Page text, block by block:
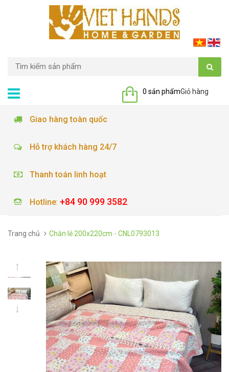
Giỏ hàng
0 sản phẩm
Giao hàng toàn quốc
Hỗ trợ khách hàng 24/7
Thanh toán linh hoạt
Hotline: +84 90 999 3582
Trang chủ Chăn lẻ 200x220cm - CNL0793013